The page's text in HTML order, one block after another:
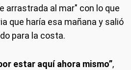
arrastrada al mar" con lo que
que haría esa mañana y salió
para la costa.
estar aquí ahora mismo”,